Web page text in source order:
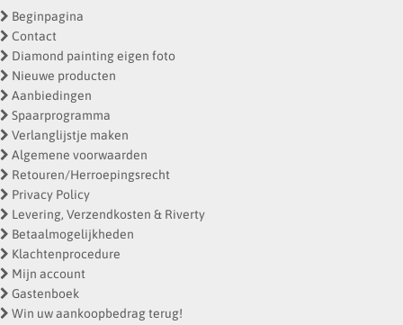
Beginpagina
Contact
Diamond painting eigen foto
Nieuwe producten
Aanbiedingen
Spaarprogramma
Verlanglijstje maken
Algemene voorwaarden
Retouren/Herroepingsrecht
Privacy Policy
Levering, Verzendkosten & Riverty
Betaalmogelijkheden
Klachtenprocedure
Mijn account
Gastenboek
Win uw aankoopbedrag terug!